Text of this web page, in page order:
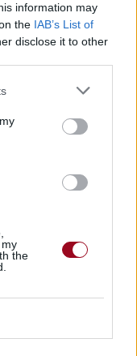
information may
the IAB’s List of
disclose it to other
the
Corriger une erreur